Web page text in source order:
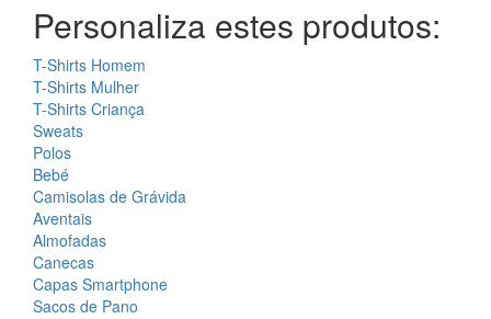
Personaliza estes produtos:
T-Shirts Homem
T-Shirts Mulher
T-Shirts Criança
Sweats
Polos
Bebé
Camisolas de Grávida
Aventais
Almofadas
Canecas
Capas Smartphone
Sacos de Pano